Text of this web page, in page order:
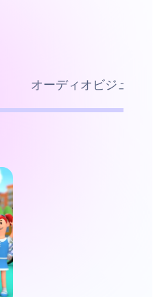
オーディオビジュア